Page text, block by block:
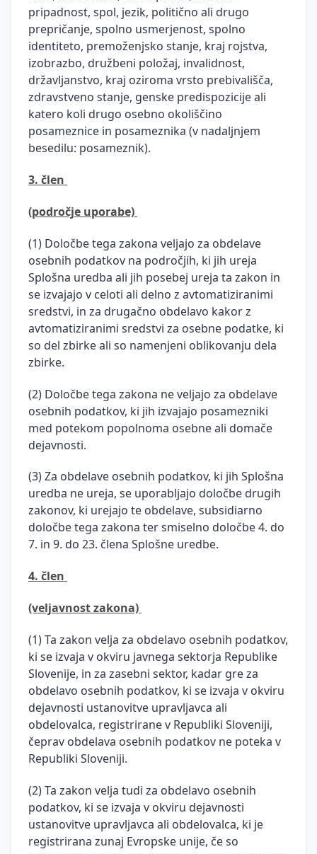
pripadnost, spol, jezik, politično ali drugo
prepričanje, spolno usmerjenost, spolno
identiteto, premoženjsko stanje, kraj rojstva,
izobrazbo, družbeni položaj, invalidnost,
državljanstvo, kraj oziroma vrsto prebivališča,
zdravstveno stanje, genske predispozicije ali
katero koli drugo osebno okoliščino
posameznice in posameznika (v nadaljnjem
besedilu: posameznik).
3. člen
(področje uporabe)
(1) Določbe tega zakona veljajo za obdelave
osebnih podatkov na področjih, ki jih ureja
Splošna uredba ali jih posebej ureja ta zakon in
se izvajajo v celoti ali delno z avtomatiziranimi
sredstvi, in za drugačno obdelavo kakor z
avtomatiziranimi sredstvi za osebne podatke, ki
so del zbirke ali so namenjeni oblikovanju dela
zbirke.
(2) Določbe tega zakona ne veljajo za obdelave
osebnih podatkov, ki jih izvajajo posamezniki
med potekom popolnoma osebne ali domače
dejavnosti.
(3) Za obdelave osebnih podatkov, ki jih Splošna
uredba ne ureja, se uporabljajo določbe drugih
zakonov, ki urejajo te obdelave, subsidiarno
določbe tega zakona ter smiselno določbe 4. do
7. in 9. do 23. člena Splošne uredbe.
4. člen
(veljavnost zakona)
(1) Ta zakon velja za obdelavo osebnih podatkov,
ki se izvaja v okviru javnega sektorja Republike
Slovenije, in za zasebni sektor, kadar gre za
obdelavo osebnih podatkov, ki se izvaja v okviru
dejavnosti ustanovitve upravljavca ali
obdelovalca, registrirane v Republiki Sloveniji,
čeprav obdelava osebnih podatkov ne poteka v
Republiki Sloveniji.
(2) Ta zakon velja tudi za obdelavo osebnih
podatkov, ki se izvaja v okviru dejavnosti
ustanovitve upravljavca ali obdelovalca, ki je
registrirana zunaj Evropske unije, če so